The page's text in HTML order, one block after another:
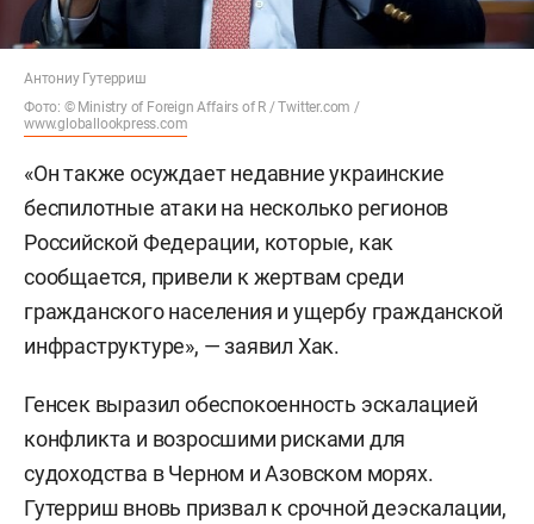
Антониу Гутерриш
Фото: © Ministry of Foreign Affairs of R / Twitter.com /
www.globallookpress.com
«Он также осуждает недавние украинские
беспилотные атаки на несколько регионов
Российской Федерации, которые, как
сообщается, привели к жертвам среди
гражданского населения и ущербу гражданской
инфраструктуре», — заявил Хак.
Генсек выразил обеспокоенность эскалацией
конфликта и возросшими рисками для
судоходства в Черном и Азовском морях.
Гутерриш вновь призвал к срочной деэскалации,